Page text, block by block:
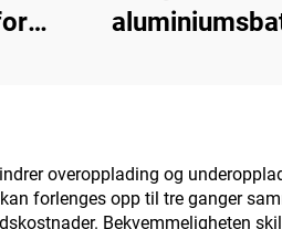
med 220
overopplading og
forlenges opp til tre ganger
Bekvemmeligheten